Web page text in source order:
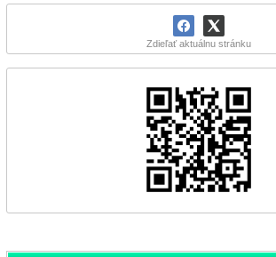
Zdieľať aktuálnu stránku